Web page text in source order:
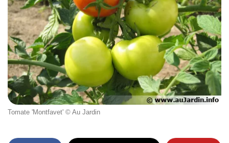
Tomate 'Montfavet' © Au Jardin